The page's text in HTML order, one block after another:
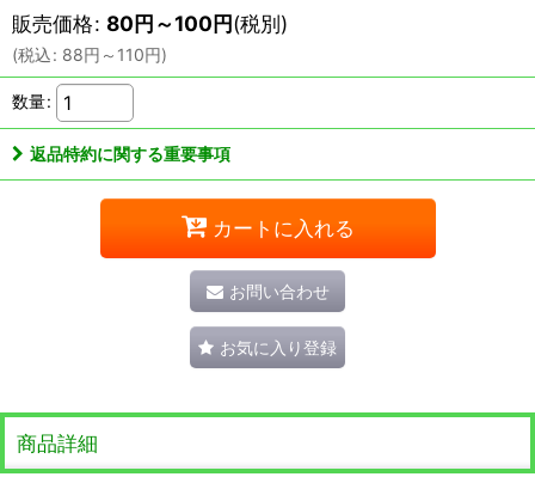
販売価格: 80円～100円(税別)
(税込: 88円 ～110円)
数量:
返品特約に関する重要事項
カートに入れる
お問い合わせ
お気に入り登録
商品詳細